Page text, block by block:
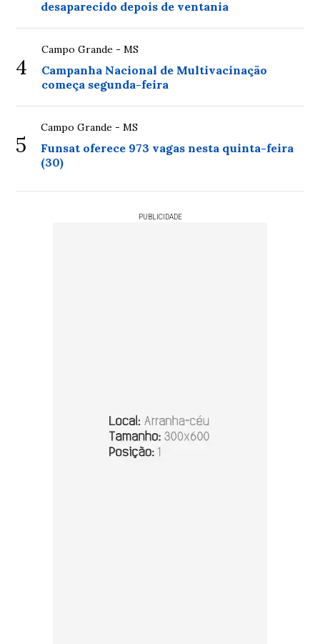
desaparecido depois de ventania
4
Campo Grande - MS
Campanha Nacional de Multivacinação
começa segunda-feira
5
Campo Grande - MS
Funsat oferece 973 vagas nesta quinta-feira
(30)
PUBLICIDADE